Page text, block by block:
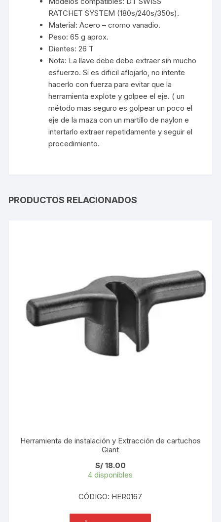
RATCHET SYSTEM (180s/240s/350s).
Material: Acero – cromo vanadio.
Peso: 65 g aprox.
Dientes: 26 T
Nota: La llave debe debe extraer sin mucho
esfuerzo. Si es dificil aflojarlo, no intente
hacerlo con fuerza para evitar que la
herramienta explote y golpee el eje. ( un
método mas seguro es golpear un poco el
eje de la maza con un martillo de naylon e
intertarlo extraer repetidamente y seguir el
procedimiento.
PRODUCTOS RELACIONADOS
Herramienta de instalación y Extracción de cartuchos
Giant
S/18.00
4 disponibles
CÓDIGO: HER0167